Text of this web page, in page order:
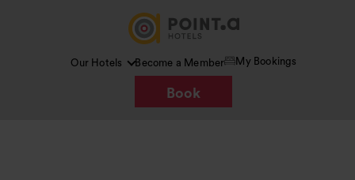
Our Hotels Become a Member My Bookings
Book